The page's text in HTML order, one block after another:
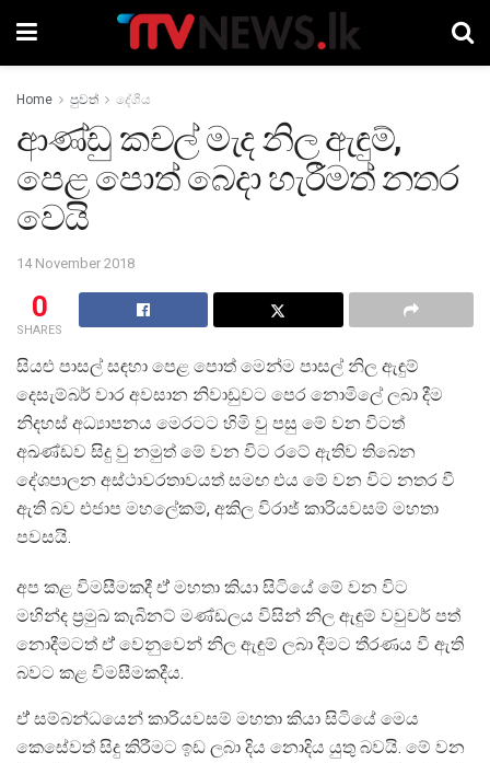
Home පුවත් දේශීය
ආණ්ඩු කචල් මැද නිල ඇඳුම්,
පෙළ පොත් බෙදා හැරීමත් නතර
වෙයි
14 November 2018
0
SHARES
සියළු පාසල් සඳහා පෙළ පොත් මෙන්ම පාසල් නිල ඇඳුම්
දෙසැම්බර් වාර අවසාන නිවාඩුවට පෙර නොමිලේ ලබා දීම
නිදහස් අධ්‍යාපනය මෙරටට හිමි වු පසු මේ වන විටත්
අඛණ්ඩව සිදු වු නමුත් මේ වන විට රටේ ඇතිව තිබෙන
දේශපාලන අස්ථාවරතාවයත් සමඟ එය මේ වන විට නතර වී
ඇති බව එජාප මහලේකම්, අකිල විරාජ් කාරියවසම් මහතා
පවසයි.
අප කළ විමසීමකදී ඒ් මහතා කියා සිටියේ මේ වන විට
මහින්ද ප්‍රමුඛ කැබිනට් මණ්ඩලය විසින් නිල ඇඳුම් වවුචර් පත්
නොදීමටත් ඒ් වෙනුවෙන් නිල ඇඳුම් ලබා දීමට තීරණය වී ඇති
බවට කළ විමසීමකදීය.
ඒ් සම්බන්ධයෙන් කාරියවසම් මහතා කියා සිටියේ මෙය
කෙසේවත් සිදු කිරීමට ඉඩ ලබා දිය නොදිය යුතු බවයි. මේ වන